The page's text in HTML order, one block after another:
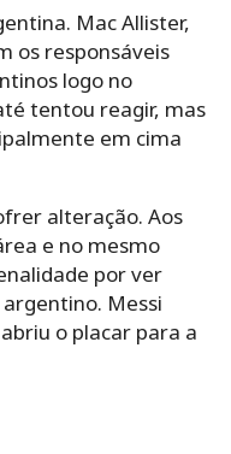
Mac Allister,
os responsáveis
logo no
tentou reagir, mas
em cima
alteração. Aos
e no mesmo
por ver
Messi
o placar para a